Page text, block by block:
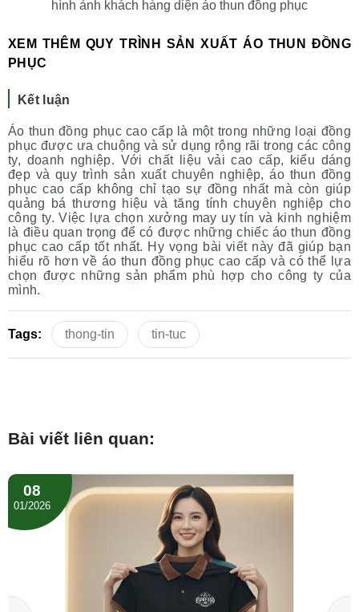
hình ảnh khách hàng diện áo thun đồng phục
XEM THÊM QUY TRÌNH SẢN XUẤT ÁO THUN ĐỒNG
PHỤC
Kết luận
Áo thun đồng phục cao cấp là một trong những loại đồng
phục được ưa chuộng và sử dụng rộng rãi trong các công
ty, doanh nghiệp. Với chất liệu vải cao cấp, kiểu dáng
đẹp và quy trình sản xuất chuyên nghiệp, áo thun đồng
phục cao cấp không chỉ tạo sự đồng nhất mà còn giúp
quảng bá thương hiệu và tăng tính chuyên nghiệp cho
công ty. Việc lựa chọn xưởng may uy tín và kinh nghiệm
là điều quan trọng để có được những chiếc áo thun đồng
phục cao cấp tốt nhất. Hy vọng bài viết này đã giúp bạn
hiểu rõ hơn về áo thun đồng phục cao cấp và có thể lựa
chọn được những sản phẩm phù hợp cho công ty của
mình.
Tags: thong-tin tin-tuc
Bài viết liên quan:
08
01/2026